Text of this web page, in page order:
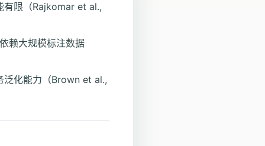
有限（Rajkomar et al.,
赖大规模标注数据
泛化能力（Brown et al.,